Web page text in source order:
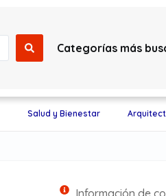
Categorías más
Salud y Bienestar
Información de